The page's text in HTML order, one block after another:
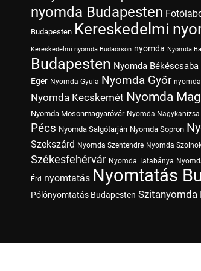
nyomda Budapesten
Budapesten Kereskedelmi
Kereskedelmi nyomda Budaörsön nyomda Nyomda
Budapesten Nyomda Békéscsaba
Eger Nyomda Gyula Nyomda Győr
Nyomda Kecskemét Nyomda
Nyomda Mosonmagyaróvár Nyomda Nagykanizsa
Pécs Nyomda Salgótarján Nyomda Sopron
Szekszárd Nyomda Szentendre Nyomda
Székesfehérvár Nyomda Tatabánya
Érd nyomtatás Nyomtatás
Pólónyomtatás Budapesten Szitanyomda